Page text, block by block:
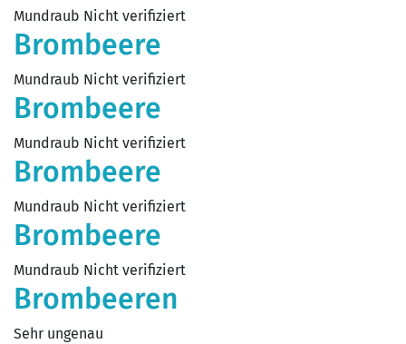
Mundraub Nicht verifiziert
Brombeere
Mundraub Nicht verifiziert
Brombeere
Mundraub Nicht verifiziert
Brombeere
Mundraub Nicht verifiziert
Brombeere
Mundraub Nicht verifiziert
Brombeeren
Sehr ungenau